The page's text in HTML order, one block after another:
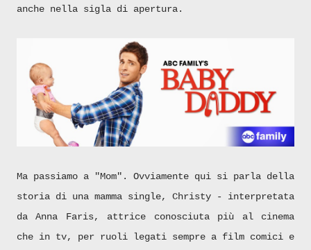
anche nella sigla di apertura.
Ma passiamo a "Mom". Ovviamente qui si parla della
storia di una mamma single, Christy - interpretata
da Anna Faris, attrice conosciuta più al cinema
che in tv, per ruoli legati sempre a film comici e